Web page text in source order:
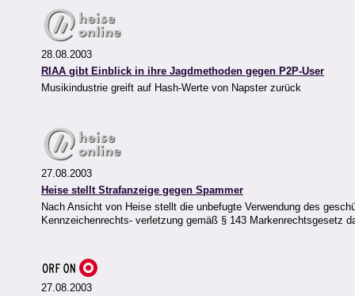
28.08.2003
RIAA gibt Einblick in ihre Jagdmethoden gegen P2P-User
Musikindustrie greift auf Hash-Werte von Napster zurück
27.08.2003
Heise stellt Strafanzeige gegen Spammer
Nach Ansicht von Heise stellt die unbefugte Verwendung des
Kennzeichenrechts- verletzung gemäß § 143 Markenrechtsgesetz
27.08.2003